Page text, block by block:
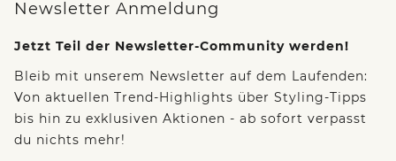
Newsletter Anmeldung
Jetzt Teil der Newsletter-Community werden!
Bleib mit unserem Newsletter auf dem Laufenden:
Von aktuellen Trend-Highlights über Styling-Tipps
bis hin zu exklusiven Aktionen - ab sofort verpasst
du nichts mehr!